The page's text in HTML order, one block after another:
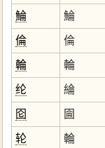
鯩 鯩
倫 倫
輪 輪
纶 綸
囵 圇
轮 輪